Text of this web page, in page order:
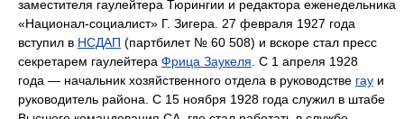
заместителя гаулейтера Тюрингии и редактора еженедельника
«Национал-социалист» Г. Зигера. 27 февраля 1927 года
вступил в НСДАП (партбилет № 60 508) и вскоре стал пресс
секретарем гаулейтера Фрица Заукеля . С 1 апреля 1928
года — начальник хозяйственного отдела в руководстве гау и
руководитель района. С 15 ноября 1928 года служил в штабе